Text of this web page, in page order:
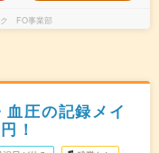
ク FO事業部
圧の記録メイ
！